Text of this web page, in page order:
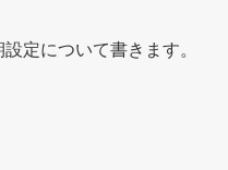
定について書きます。